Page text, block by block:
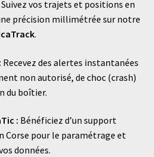
Suivez vos trajets et positions en
précision millimétrée sur notre
.
Recevez des alertes instantanées
non autorisé, de choc (crash)
du boîtier.
: Bénéficiez d’un support
Corse pour le paramétrage et
données.